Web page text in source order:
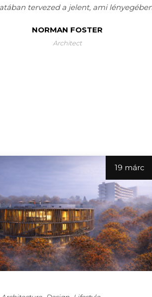
Nagyon hiszek a jövő gondolatában.
ZAHA HADID
19 márc